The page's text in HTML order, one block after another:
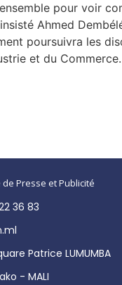
pour voir
Ahmed
poursuivra les
et du Commerce.
Presse et Publicité
36 83
Patrice LUMUMBA
- MALI